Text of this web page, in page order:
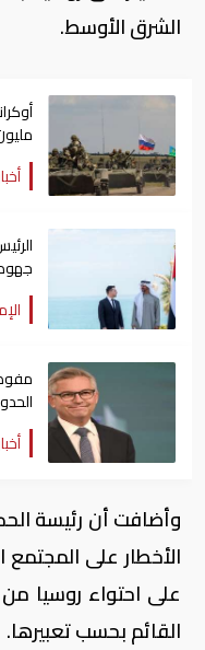
الشرق الأوسط.
وأضافت أن رئيسة
الأخطار على
على احتواء روسيا
القائم بحسب تعبيرها.